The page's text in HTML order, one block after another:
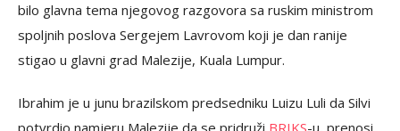
bilo glavna tema njegovog razgovora sa ruskim ministrom
spoljnih poslova Sergejem Lavrovom koji je dan ranije
stigao u glavni grad Malezije, Kuala Lumpur.
Ibrahim je u junu brazilskom predsedniku Luizu Luli da Silvi